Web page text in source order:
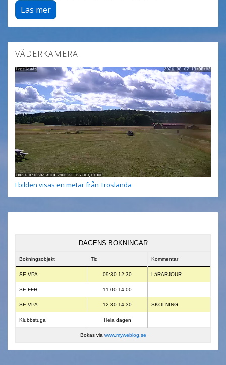
Läs mer
VÄDERKAMERA
I bilden visas en metar från Troslanda
DAGENS BOKNINGAR
Bokningsobjekt Tid Kommentar
SE-VPA 09:30-12:30 LäRARJOUR
SE-FFH 11:00-14:00
SE-VPA 12:30-14:30 SKOLNING
Klubbstuga Hela dagen
Bokas via www.myweblog.se